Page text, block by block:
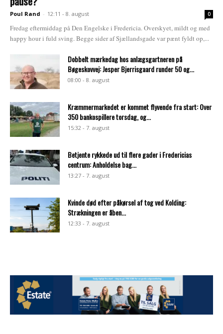
Poul Rand - 12:11 - 8. august 0
Fredag eftermiddag på Den Engelske i Fredericia. Overskyet, mildt og med
happy hour i fuld sving. Begge sider af Sjællandsgade var pænt fyldt op,...
Dobbelt mærkedag hos anlægsgartneren på
Bøgeskovvej: Jesper Bjerrisgaard runder 50 og...
08:00 - 8. august
Kræmmermarkedet er kommet flyvende fra start: Over
350 bankospillere torsdag, og...
15:32 - 7. august
Betjente rykkede ud til flere gader i Fredericias
centrum: Anholdelse bag...
13:27 - 7. august
Kvinde død efter påkørsel af tog ved Kolding:
Strækningen er åben...
12:33 - 7. august